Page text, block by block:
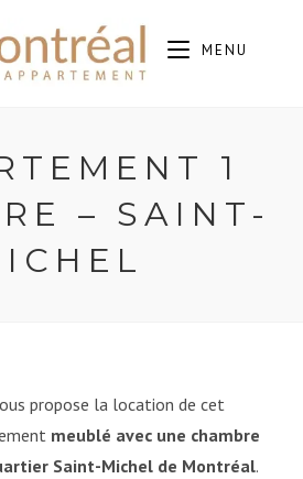
MENU
1
– SAINT-
propose la location de cet
meublé avec une chambre
Saint-Michel de Montréal.